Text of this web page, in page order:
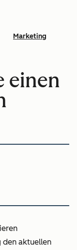
Marketing
einen
den aktuellen